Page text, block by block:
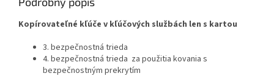
Kopírovateľné kľúče v kľúčových službách len s kartou
3. bezpečnostná trieda
4. bezpečnostná trieda za použitia kovania s
bezpečnostným prekrytím